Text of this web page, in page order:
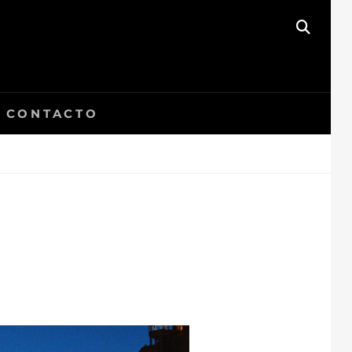
CONTACTO